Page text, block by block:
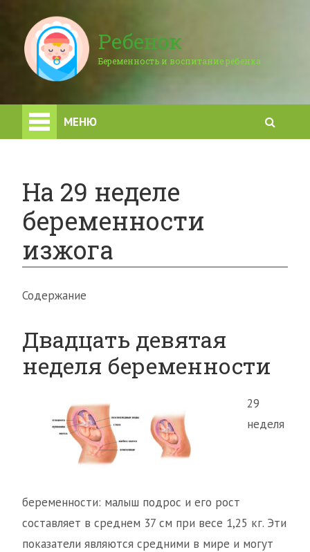
Ребенок
Беременность и воспитание ребенка
МЕНЮ
На 29 неделе
беременности
изжога
Содержание
Двадцать девятая
неделя беременности
29
неделя
беременности: малыш подрос и его рост
составляет в среднем 37 см при весе 1,25 кг. Эти
показатели являются средними в мире и могут